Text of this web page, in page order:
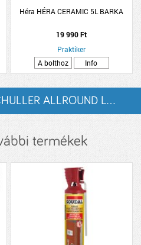
Héra HÉRA CERAMIC 5L BARKA
19 990 Ft
Praktiker
A bolthoz
Info
ALLROUND L...
termékek